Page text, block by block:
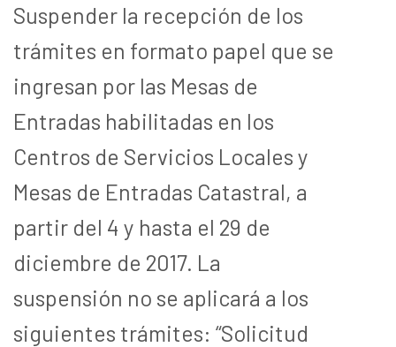
Suspender la recepción de los
trámites en formato papel que se
ingresan por las Mesas de
Entradas habilitadas en los
Centros de Servicios Locales y
Mesas de Entradas Catastral, a
partir del 4 y hasta el 29 de
diciembre de 2017. La
suspensión no se aplicará a los
siguientes trámites: “Solicitud